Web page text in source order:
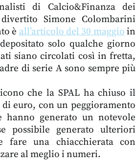
di Calcio&Finanza dei
Simone Colombarini
è all’articolo del 30 maggio in
solo qualche giorno
siano circolati così in fretta,
di serie A sono sempre più
che la SPAL ha chiuso il
euro, con un peggioramento
generato un notevole
generato ulteriori
fare una chiacchierata con
al meglio i numeri.